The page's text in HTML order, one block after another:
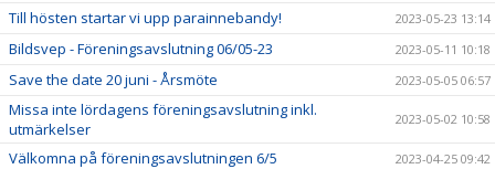
Till hösten startar vi upp parainnebandy! 2023-05-23 13:14
Bildsvep - Föreningsavslutning 06/05-23 2023-05-11 10:18
Save the date 20 juni - Årsmöte 2023-05-05 06:57
Missa inte lördagens föreningsavslutning inkl.
utmärkelser
2023-05-02 10:58
Välkomna på föreningsavslutningen 6/5 2023-04-25 09:42